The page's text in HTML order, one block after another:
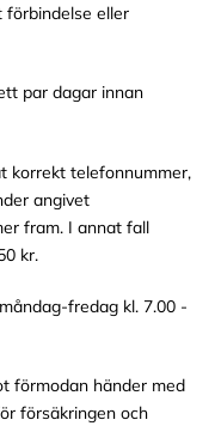
förbindelse eller
par dagar innan
korrekt telefonnummer,
angivet
fram. I annat fall
kr.
fredag kl. 7.00 -
förmodan händer med
försäkringen och